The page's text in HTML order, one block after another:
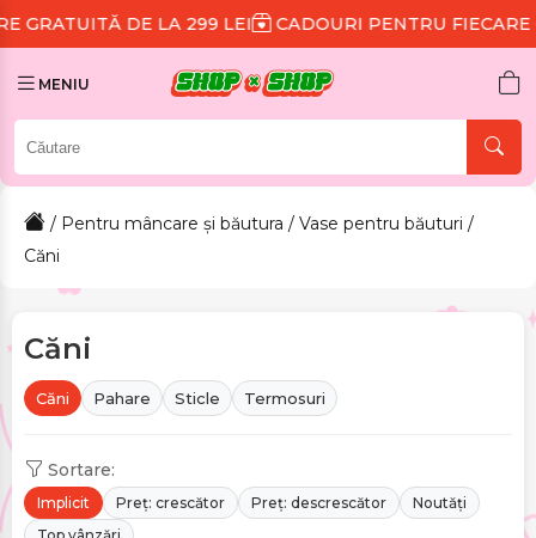
299 LEI CADOURI PENTRU FIECARE COMANDĂ
MENIU
/ Pentru mâncare și băutura / Vase pentru băuturi /
Căni
Căni
Căni Pahare Sticle Termosuri
Sortare:
Implicit Preț: crescător Preț: descrescător
Noutăți